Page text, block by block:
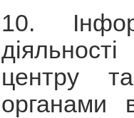
10.
центру
органами